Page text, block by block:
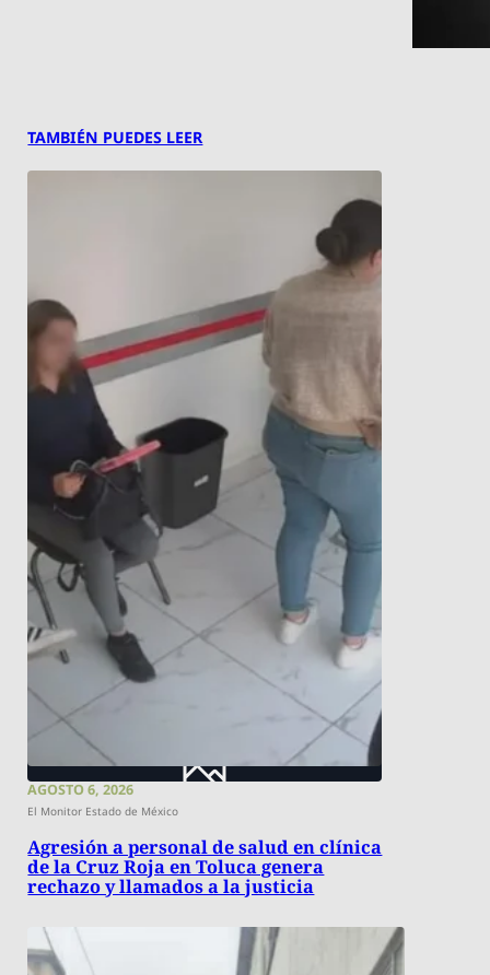
TAMBIÉN PUEDES LEER
AGOSTO 6, 2026
El Monitor Estado de México
Agresión a personal de salud en clínica
de la Cruz Roja en Toluca genera
rechazo y llamados a la justicia